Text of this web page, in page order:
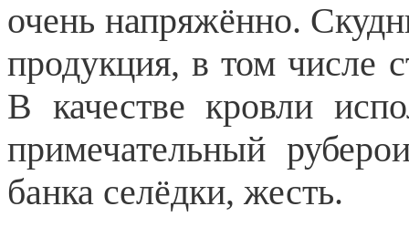
очень напряжённо.
продукция, в том числе
В качестве кровли
примечательный
банка селёдки, жесть.